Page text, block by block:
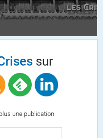
et anti aérienne.
forces existantes.
l’année dernière.
disait long sur la surprise de
sur
une publication